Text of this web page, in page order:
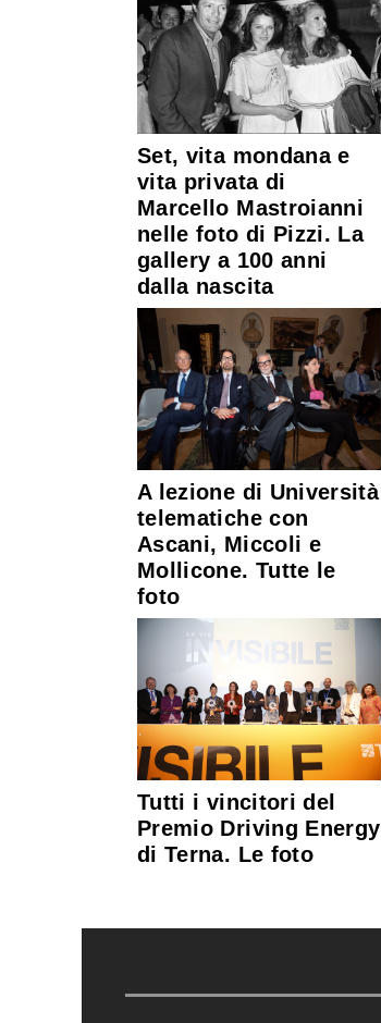
Set, vita mondana e
vita privata di
Marcello Mastroianni
nelle foto di Pizzi. La
gallery a 100 anni
dalla nascita
A lezione di Università
telematiche con
Ascani, Miccoli e
Mollicone. Tutte le
foto
Tutti i vincitori del
Premio Driving Energy
di Terna. Le foto